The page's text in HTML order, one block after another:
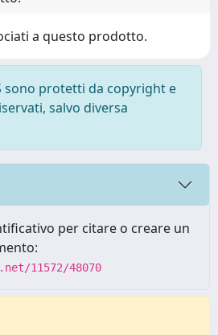
a questo prodotto.
sono protetti da copyright e
salvo diversa
per citare o creare un
11572/48070